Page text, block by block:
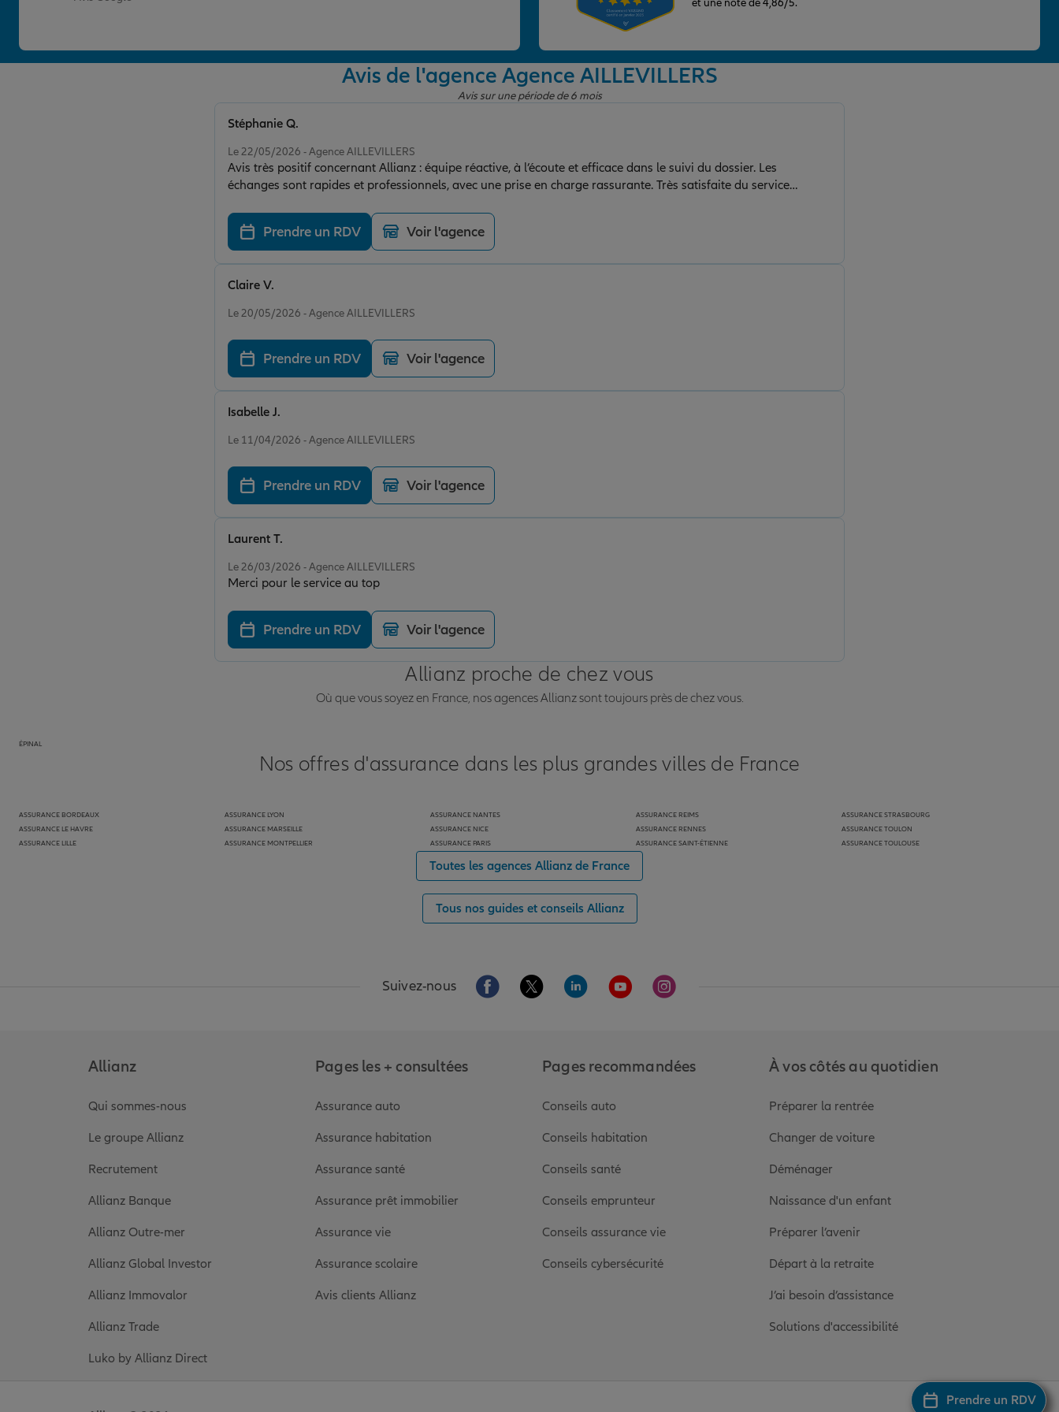
Prendre un RDV
Avis de l'agence Agence AILLEVILLERS
Avis sur une période de 6 mois
Le 22/05/2026 - Agence AILLEVILLERS
Avis très positif concernant Allianz : équipe réactive, à l’écoute et efficace dans le suivi du dossier. Les
échanges sont rapides et professionnels, avec une prise en charge rassurante. Très satisfaite du service
Stéphanie Q.
Prendre un RDV Voir l'agence
Le 20/05/2026 - Agence AILLEVILLERS
Claire V.
Prendre un RDV Voir l'agence
Le 11/04/2026 - Agence AILLEVILLERS
Isabelle J.
Prendre un RDV Voir l'agence
Le 26/03/2026 - Agence AILLEVILLERS
Merci pour le service au top
Laurent T.
Prendre un RDV Voir l'agence
Allianz proche de chez vous
Où que vous soyez en France, nos agences Allianz sont toujours près de chez vous.
ÉPINAL
Nos offres d'assurance dans les plus grandes villes de France
ASSURANCE BORDEAUX
ASSURANCE LE HAVRE
ASSURANCE LILLE
ASSURANCE LYON
ASSURANCE MARSEILLE
ASSURANCE MONTPELLIER
ASSURANCE NANTES
ASSURANCE NICE
ASSURANCE PARIS
ASSURANCE REIMS
ASSURANCE RENNES
ASSURANCE SAINT-ÉTIENNE
ASSURANCE STRASBOURG
ASSURANCE TOULON
ASSURANCE TOULOUSE
Toutes les agences Allianz de France
Tous nos guides et conseils Allianz
Suivez-nous Aller sur la page Facebook de Allianz
Aller sur la page Twitter de Allianz
Aller sur la page Linkedin de Allianz
Aller sur la page Youtube de Allianz
Aller sur la page Instagram de Allianz
Allianz
Qui sommes-nous
Le groupe Allianz
Recrutement
Allianz Banque
Allianz Outre-mer
Allianz Global Investor
Allianz Immovalor
Allianz Trade
Luko by Allianz Direct
Pages les + consultées
Assurance auto
Assurance habitation
Assurance santé
Assurance prêt immobilier
Assurance vie
Assurance scolaire
Avis clients Allianz
Pages recommandées
Conseils auto
Conseils habitation
Conseils santé
Conseils emprunteur
Conseils assurance vie
Conseils cybersécurité
À vos côtés au quotidien
Préparer la rentrée
Changer de voiture
Déménager
Naissance d'un enfant
Préparer l’avenir
Départ à la retraite
J’ai besoin d’assistance
Solutions d'accessibilité